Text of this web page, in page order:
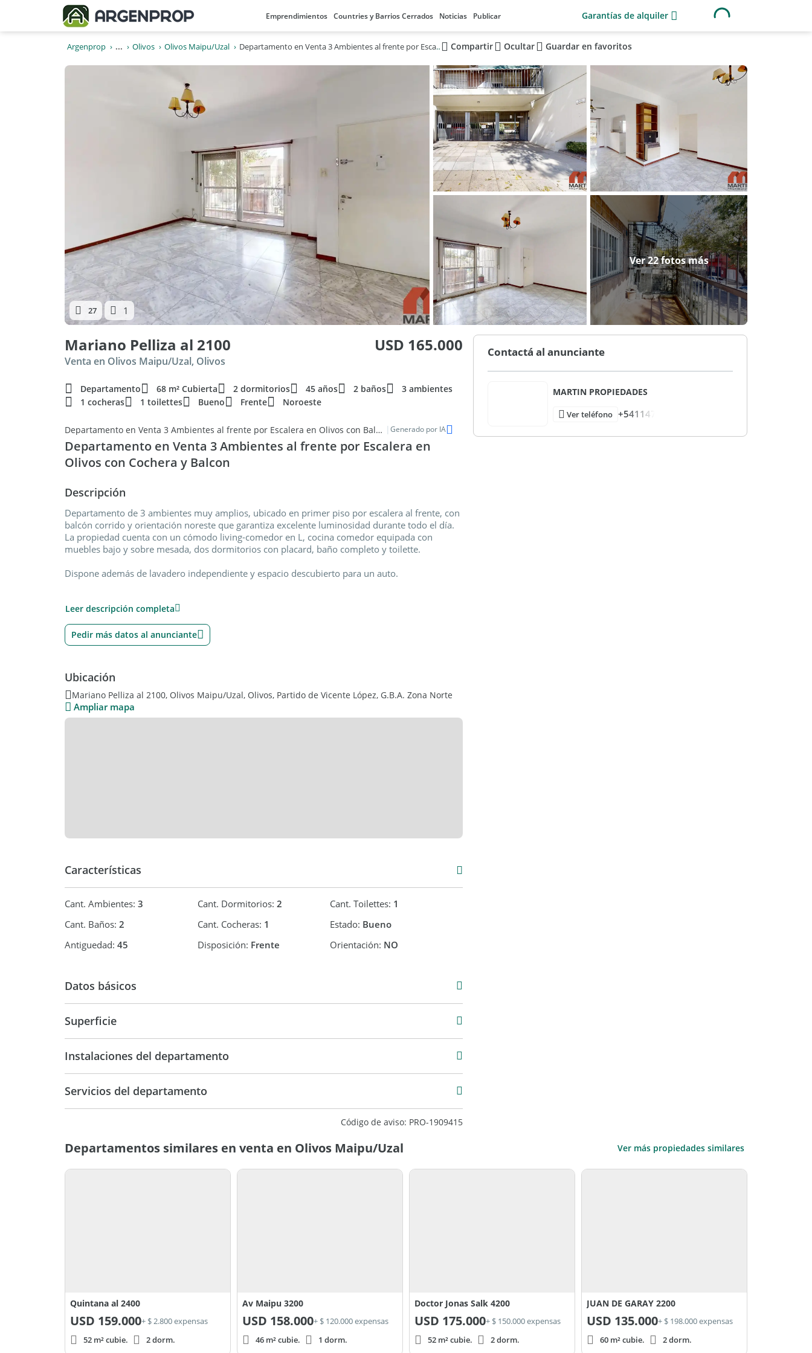
Emprendimientos Countries y Barrios Cerrados Noticias Publicar Garantías de alquiler
Argenprop ... Olivos Olivos Maipu/Uzal Departamento en Venta 3 Ambientes al frente por Escalera en Olivos con Balcon Compartir Ocultar Guardar en favoritos
Ver 22 fotos más
27 1
Mariano Pelliza al 2100 USD 165.000
Venta en Olivos Maipu/Uzal, Olivos
Departamento 68 m² Cubierta 2 dormitorios 45 años 2 baños
3 ambientes
1 cocheras
1 toilettes Bueno Frente Noroeste
Departamento en Venta 3 Ambientes al frente por Escalera en Olivos con Balcon |Generado por IA
Departamento en Venta 3 Ambientes al frente por Escalera en
Olivos con Cochera y Balcon
Descripción
Departamento de 3 ambientes muy amplios, ubicado en primer piso por escalera al frente, con
balcón corrido y orientación noreste que garantiza excelente luminosidad durante todo el día.
La propiedad cuenta con un cómodo living-comedor en L, cocina comedor equipada con
muebles bajo y sobre mesada, dos dormitorios con placard, baño completo y toilette.
Dispone además de lavadero independiente y espacio descubierto para un auto.
Las medidas y superficies son aproximadas a titulo informativo.
Nos encontramos en Martínez y Olivos. Nuestro horario de atención es de lunes a viernes de
10:00hs a 18:00hs y los sábados de 10:00hs a 14:00hs.
Código de referencia de la propiedad: MAP5788101
Javier Martin CMCPSI 4513
Leer descripción completa
Pedir más datos al anunciante
Ubicación
Mariano Pelliza al 2100, Olivos Maipu/Uzal, Olivos, Partido de Vicente López, G.B.A. Zona Norte
Ampliar mapa
Características
Cant. Ambientes: 3 Cant. Dormitorios: 2 Cant. Toilettes: 1
Cant. Baños: 2 Cant. Cocheras: 1 Estado: Bueno
Antiguedad: 45 Disposición: Frente Orientación: NO
Datos básicos
Superficie
Instalaciones del departamento
Servicios del departamento
Código de aviso: PRO-1909415
Contactá al anunciante
MARTIN PROPIEDADES
Ver teléfono +541147
Departamentos similares en venta en Olivos Maipu/Uzal Ver más propiedades similares
Quintana al 2400
USD 159.000+ $ 2.800 expensas
52 m² cubie.
2 dorm.
Av Maipu 3200
USD 158.000+ $ 120.000 expensas
46 m² cubie.
1 dorm.
Doctor Jonas Salk 4200
USD 175.000+ $ 150.000 expensas
52 m² cubie.
2 dorm.
JUAN DE GARAY 2200
USD 135.000+ $ 198.000 expensas
60 m² cubie.
2 dorm.